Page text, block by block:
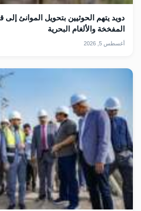
دويد يتهم الحوثيين بتحويل الموانئ إلى
المفخخة والألغام البحرية
أغسطس 5, 2026